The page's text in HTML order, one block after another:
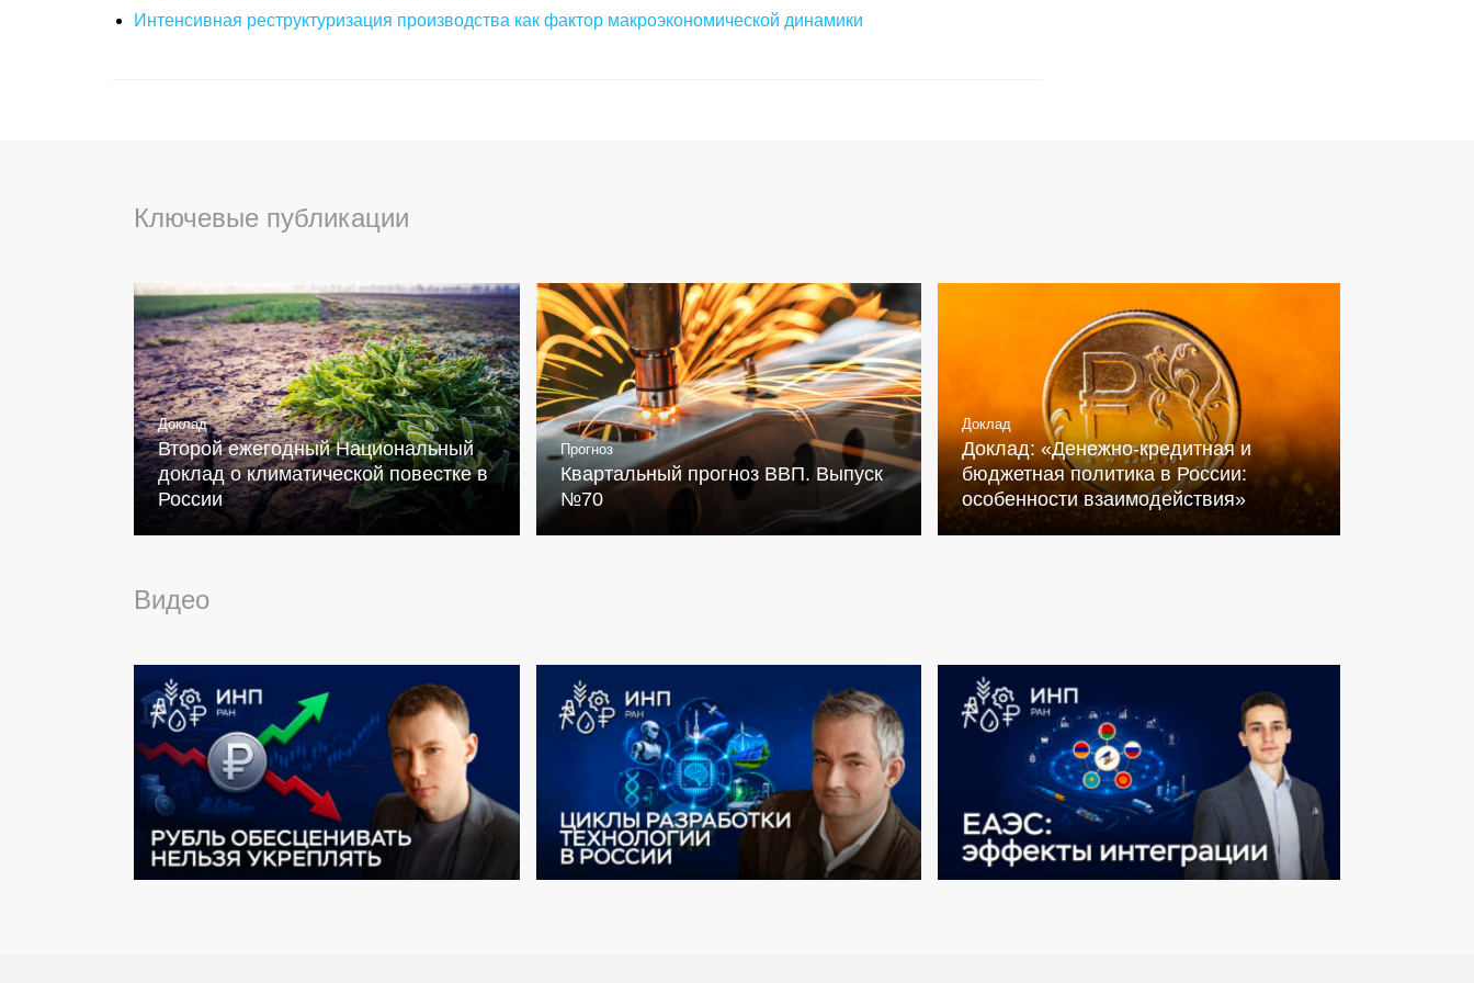
Интенсивная реструктуризация производства как фактор макроэкономической динамики
Ключевые публикации
Доклад
Второй ежегодный Национальный
доклад о климатической повестке в
России
Прогноз
Квартальный прогноз ВВП. Выпуск
№70
Доклад
Доклад: «Денежно-кредитная и
бюджетная политика в России:
особенности взаимодействия»
Видео